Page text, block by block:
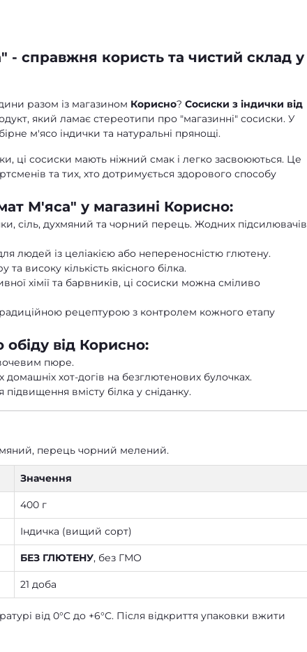
справжня користь та чистий склад у
разом із магазином Корисно? Сосиски з індички від
який ламає стереотипи про "магазинні" сосиски. У
м'ясо індички та натуральні прянощі.
ці сосиски мають ніжний смак і легко засвоюються. Це
та тих, хто дотримується здорового способу
М'яса" у магазині Корисно:
сіль, духмяний та чорний перець. Жодних підсилювачів
людей із целіакією або непереносністю глютену.
та високу кількість якісного білка.
хімії та барвників, ці сосиски можна сміливо
рецептурою з контролем кожного етапу
від Корисно:
пюре.
хот-догів на безглютенових булочках.
вмісту білка у сніданку.
перець чорний мелений.
Значення
400 г
Індичка (вищий сорт)
БЕЗ ГЛЮТЕНУ, без ГМО
21 доба
від 0°C до +6°C. Після відкриття упаковки вжити